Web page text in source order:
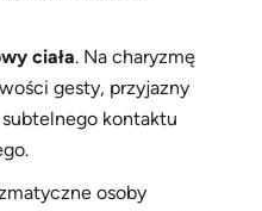
ciała. Na charyzmę
gesty, przyjazny
kontaktu
osoby